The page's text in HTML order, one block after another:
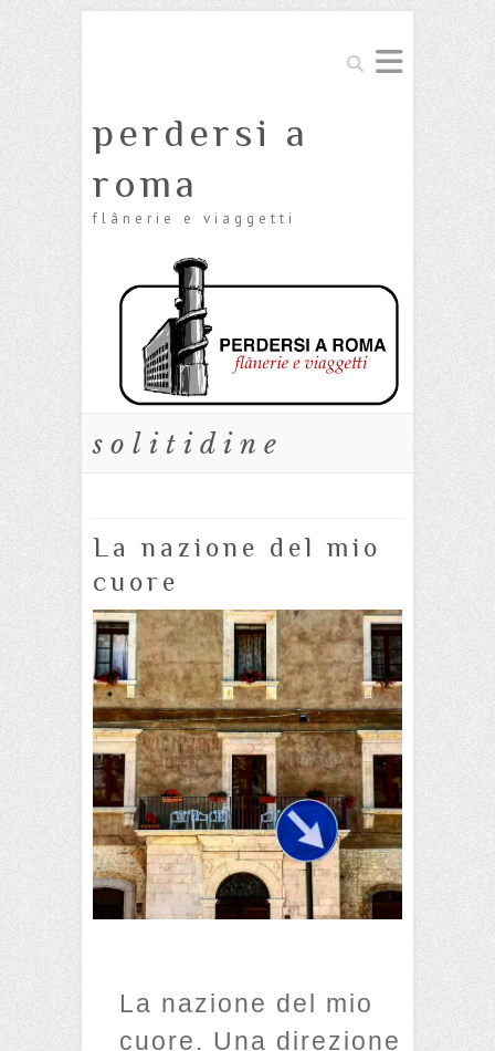
Cerca
perdersi a
roma
flânerie e viaggetti
solitidine
La nazione del mio
cuore
La nazione del mio
cuore. Una direzione